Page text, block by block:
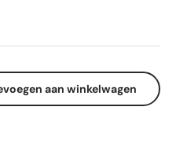
aan winkelwagen